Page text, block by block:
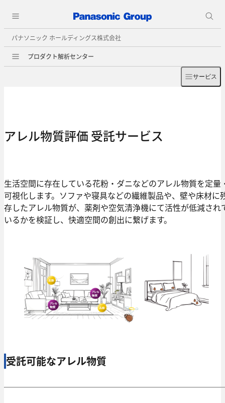
パナソニック ホールディングス株式会社
プロダクト解析センター
サービス
アレル物質評価 受託サービス
生活空間に存在している花粉・ダニなどのアレル物質を定量
可視化します。ソファや寝具などの繊維製品や、壁や床材に
存したアレル物質が、薬剤や空気清浄機にて活性が低減され
いるかを検証し、快適空間の創出に繋げます。
受託可能なアレル物質